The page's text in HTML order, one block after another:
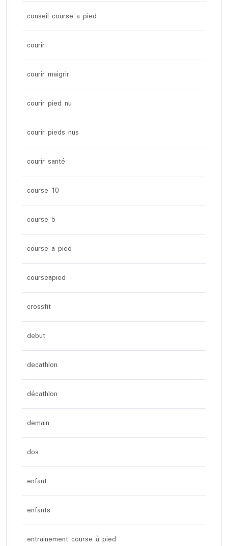
conseil course a pied
courir
courir maigrir
courir pied nu
courir pieds nus
courir santé
course 10
course 5
course a pied
courseapied
crossfit
debut
decathlon
décathlon
demain
dos
enfant
enfants
entrainement course à pied